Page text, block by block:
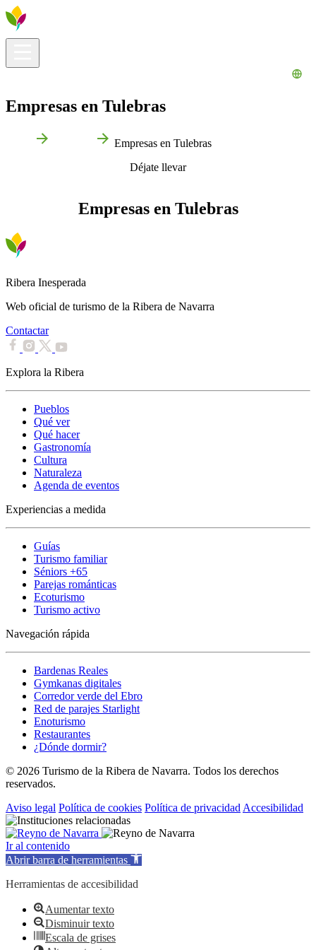
Empresas en Tulebras
Empresas en Tulebras
Déjate llevar
Empresas en Tulebras
Ribera Inesperada
Web oficial de turismo de la Ribera de Navarra
Contactar
Explora la Ribera
Pueblos
Qué ver
Qué hacer
Gastronomía
Cultura
Naturaleza
Agenda de eventos
Experiencias a medida
Guías
Turismo familiar
Séniors +65
Parejas románticas
Ecoturismo
Turismo activo
Navegación rápida
Bardenas Reales
Gymkanas digitales
Corredor verde del Ebro
Red de parajes Starlight
Enoturismo
Restaurantes
¿Dónde dormir?
© 2026 Turismo de la Ribera de Navarra. Todos los derechos
reservados.
Aviso legal Política de cookies Política de privacidad Accesibilidad
Ir al contenido
Abrir barra de herramientas
Herramientas de accesibilidad
Aumentar texto
Disminuir texto
Escala de grises